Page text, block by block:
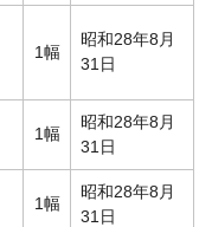
1幅
昭和28年8月
31日
1幅
昭和28年8月
31日
1幅
昭和28年8月
31日